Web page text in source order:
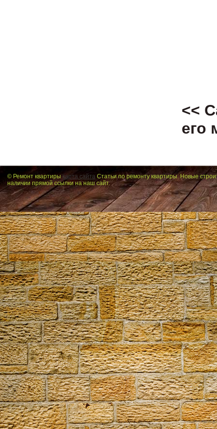
<<
его
© Ремонт квартирыкарта сайта Статьи по ремонту квартиры. Новые
наличии прямой ссылки на наш сайт.